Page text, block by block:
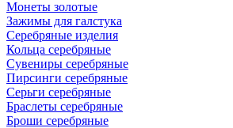
Монеты золотые
Зажимы для галстука
Серебряные изделия
Кольца серебряные
Сувениры серебряные
Пирсинги серебряные
Серьги серебряные
Браслеты серебряные
Броши серебряные